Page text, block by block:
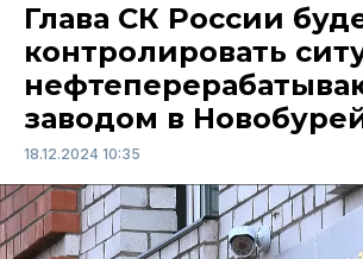
Глава СК России
контролировать
заводом в
18.12.2024 10:35